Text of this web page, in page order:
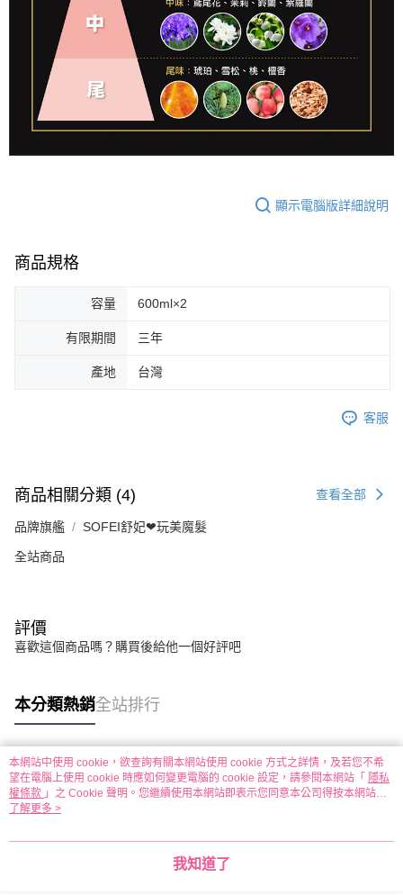
顯示電腦版詳細說明
商品規格
容量 600ml×2
有限期間 三年
產地 台灣
客服
商品相關分類 (4) 查看全部
品牌旗艦 SOFEI舒妃❤︎玩美魔髮
全站商品
評價
喜歡這個商品嗎？購買後給他一個好評吧
本分類熱銷全站排行
熱門標籤
本網站中使用 cookie，欲查詢有關本網站使用 cookie 方式之詳情，及若您不希
望在電腦上使用 cookie 時應如何變更電腦的 cookie 設定，請參閱本網站「 隱私
權條款 」之 Cookie 聲明。您繼續使用本網站即表示您同意本公司得按本網站使
用條款之 Cookie 聲明使用 cookie。
了解更多 >
我知道了